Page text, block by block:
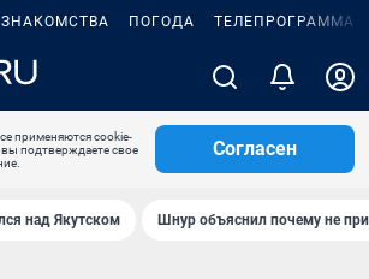
ЗНАКОМСТВА ПОГОДА ТЕЛЕПРОГРАММА
применяются cookie-
вы подтверждаете свое
Согласен
над Якутском Шнур объяснил почему не